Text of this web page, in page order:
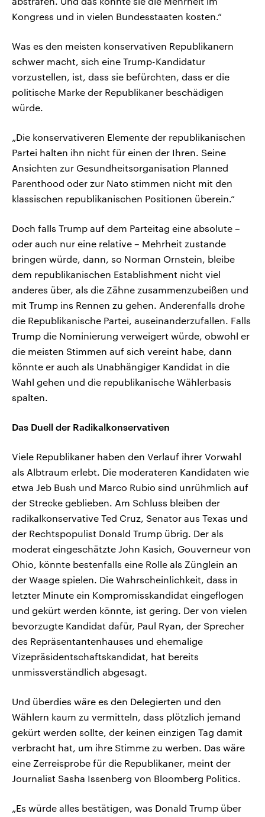
Kongress und in vielen Bundesstaaten kosten.“
Was es den meisten konservativen Republikanern
schwer macht, sich eine Trump-Kandidatur
vorzustellen, ist, dass sie befürchten, dass er die
politische Marke der Republikaner beschädigen
würde.
„Die konservativeren Elemente der republikanischen
Partei halten ihn nicht für einen der Ihren. Seine
Ansichten zur Gesundheitsorganisation Planned
Parenthood oder zur Nato stimmen nicht mit den
klassischen republikanischen Positionen überein.“
Doch falls Trump auf dem Parteitag eine absolute –
oder auch nur eine relative – Mehrheit zustande
bringen würde, dann, so Norman Ornstein, bleibe
dem republikanischen Establishment nicht viel
anderes über, als die Zähne zusammenzubeißen und
mit Trump ins Rennen zu gehen. Anderenfalls drohe
die Republikanische Partei, auseinanderzufallen. Falls
Trump die Nominierung verweigert würde, obwohl er
die meisten Stimmen auf sich vereint habe, dann
könnte er auch als Unabhängiger Kandidat in die
Wahl gehen und die republikanische Wählerbasis
spalten.
Das Duell der Radikalkonservativen
Viele Republikaner haben den Verlauf ihrer Vorwahl
als Albtraum erlebt. Die moderateren Kandidaten wie
etwa Jeb Bush und Marco Rubio sind unrühmlich auf
der Strecke geblieben. Am Schluss bleiben der
radikalkonservative Ted Cruz, Senator aus Texas und
der Rechtspopulist Donald Trump übrig. Der als
moderat eingeschätzte John Kasich, Gouverneur von
Ohio, könnte bestenfalls eine Rolle als Zünglein an
der Waage spielen. Die Wahrscheinlichkeit, dass in
letzter Minute ein Kompromisskandidat eingeflogen
und gekürt werden könnte, ist gering. Der von vielen
bevorzugte Kandidat dafür, Paul Ryan, der Sprecher
des Repräsentantenhauses und ehemalige
Vizepräsidentschaftskandidat, hat bereits
unmissverständlich abgesagt.
Und überdies wäre es den Delegierten und den
Wählern kaum zu vermitteln, dass plötzlich jemand
gekürt werden sollte, der keinen einzigen Tag damit
verbracht hat, um ihre Stimme zu werben. Das wäre
eine Zerreisprobe für die Republikaner, meint der
Journalist Sasha Issenberg von Bloomberg Politics.
„Es würde alles bestätigen, was Donald Trump über